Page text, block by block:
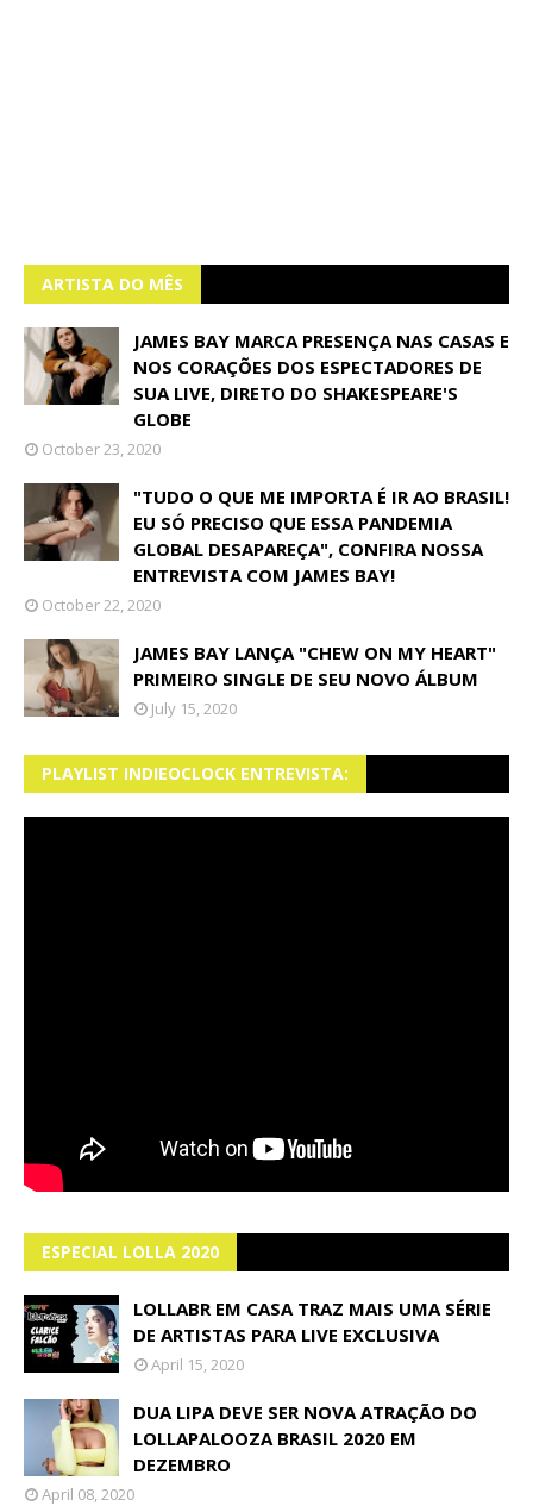
ARTISTA DO MÊS
JAMES BAY MARCA PRESENÇA NAS CASAS E
NOS CORAÇÕES DOS ESPECTADORES DE
SUA LIVE, DIRETO DO SHAKESPEARE'S
GLOBE
October 23, 2020
"TUDO O QUE ME IMPORTA É IR AO BRASIL!
EU SÓ PRECISO QUE ESSA PANDEMIA
GLOBAL DESAPAREÇA", CONFIRA NOSSA
ENTREVISTA COM JAMES BAY!
October 22, 2020
JAMES BAY LANÇA "CHEW ON MY HEART"
PRIMEIRO SINGLE DE SEU NOVO ÁLBUM
July 15, 2020
PLAYLIST INDIEOCLOCK ENTREVISTA:
ESPECIAL LOLLA 2020
LOLLABR EM CASA TRAZ MAIS UMA SÉRIE
DE ARTISTAS PARA LIVE EXCLUSIVA
April 15, 2020
DUA LIPA DEVE SER NOVA ATRAÇÃO DO
LOLLAPALOOZA BRASIL 2020 EM
DEZEMBRO
April 08, 2020